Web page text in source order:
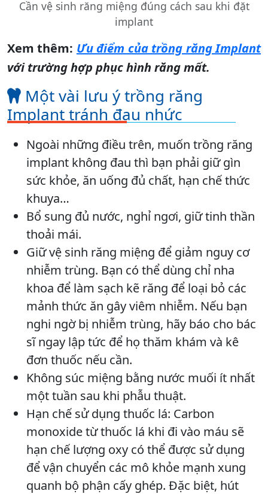
Cần vệ sinh răng miệng đúng cách sau khi đặt
implant
Xem thêm: Ưu điểm của trồng răng Implant
với trường hợp phục hình răng mất.
Một vài lưu ý trồng răng
Implant tránh đau nhức
Ngoài những điều trên, muốn trồng răng
implant không đau thì bạn phải giữ gìn
sức khỏe, ăn uống đủ chất, hạn chế thức
khuya…
Bổ sung đủ nước, nghỉ ngơi, giữ tinh thần
thoải mái.
Giữ vệ sinh răng miệng để giảm nguy cơ
nhiễm trùng. Bạn có thể dùng chỉ nha
khoa để làm sạch kẽ răng để loại bỏ các
mảnh thức ăn gây viêm nhiễm. Nếu bạn
nghi ngờ bị nhiễm trùng, hãy báo cho bác
sĩ ngay lập tức để họ thăm khám và kê
đơn thuốc nếu cần.
Không súc miệng bằng nước muối ít nhất
một tuần sau khi phẫu thuật.
Hạn chế sử dụng thuốc lá: Carbon
monoxide từ thuốc lá khi đi vào máu sẽ
hạn chế lượng oxy có thể được sử dụng
để vận chuyển các mô khỏe mạnh xung
quanh bộ phận cấy ghép. Đặc biệt, hút